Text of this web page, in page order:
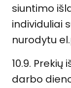
siuntimo
individuliai
nurodytu
10.9.
darbo